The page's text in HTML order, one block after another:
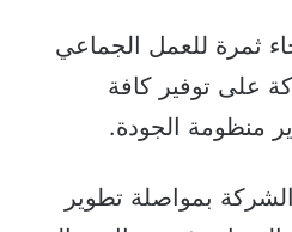
ثمرة للعمل الجماعي
على توفير كافة
منظومة الجودة.
بمواصلة تطوير